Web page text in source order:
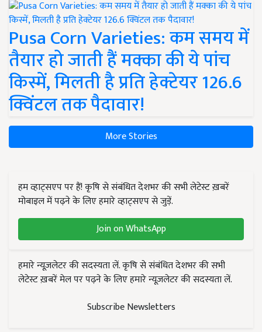
Pusa Corn Varieties: कम समय में
तैयार हो जाती हैं मक्का की ये पांच
किस्में, मिलती है प्रति हेक्टेयर 126.6
क्विंटल तक पैदावार!
More Stories
हम व्हाट्सएप पर हैं! कृषि से संबंधित देशभर की सभी लेटेस्ट ख़बरें
मोबाइल में पढ़ने के लिए हमारे व्हाट्सएप से जुड़ें.
Join on WhatsApp
हमारे न्यूज़लेटर की सदस्यता लें. कृषि से संबंधित देशभर की सभी
लेटेस्ट ख़बरें मेल पर पढ़ने के लिए हमारे न्यूज़लेटर की सदस्यता लें.
Subscribe Newsletters